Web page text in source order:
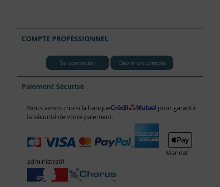
COMPTE PROFESSIONNEL
Se connecter Ouvrir un compte
Paiement Sécurisé
Nous avons choisi la banque
pour garantir
la sécurité de votre paiement.
Mandat
administratif